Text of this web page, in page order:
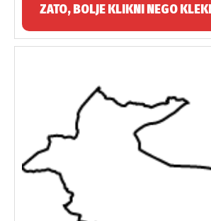
ZATO, BOLJE KLIKNI NEGO